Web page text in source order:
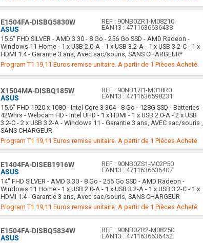
E1504FA-DISBQ5830W
ASUS
REF : 90NB0ZR1-M08210
EAN13 : 4711636636438
15.6" FHD SILVER - AMD 3 30 - 8 Go - 256 Go SSD - AMD Radeon -
Windows 11 Home - 1 x USB 2.0-A - 1 x USB 3.2-A - 1 x USB 3.2-C - 1 x
HDMI 1.4 - Garantie 3 ans, Avec sac/souris, SANS CHARGEUR*
Program T1 19,11 Euros remise unitaire. A partir de 1 Pièces Acheté.
X1504MA-DISBQ185W
ASUS
REF : 90NB17I1-M018R0
EAN13 : 4711636598231
15.6" FHD 1920 x 1080 - Intel Core 3 304 - 8 Go - 128G SSD - Batteries
42Whrs - Webcam HD - Intel UHD - 1 x HDMI - 1 x USB 2.0-A - 2 x USB
3.2-C - 2 x USB 3.2-A - Windows 11 - Garantie 3 ans, AVEC sac/souris ,
SANS CHARGEUR
Program T1 19,11 Euros remise unitaire. A partir de 1 Pièces Acheté.
E1404FA-DISEB1916W
ASUS
REF : 90NB0ZS1-M02P50
EAN13 : 4711636636407
14" FHD SILVER - AMD 3 30 - 8 Go - 256 Go SSD - AMD Radeon -
Windows 11 Home - 1 x USB 2.0-A - 1 x USB 3.2-A - 1 x USB 3.2-C - 1 x
HDMI 1.4 - Garantie 3 ans, Avec sac/souris, SANS CHARGEUR
Program T1 19,11 Euros remise unitaire. A partir de 1 Pièces Acheté.
E1504FA-DISBQ5834W
ASUS
REF : 90NB0ZR2-M08250
EAN13 : 4711636636452